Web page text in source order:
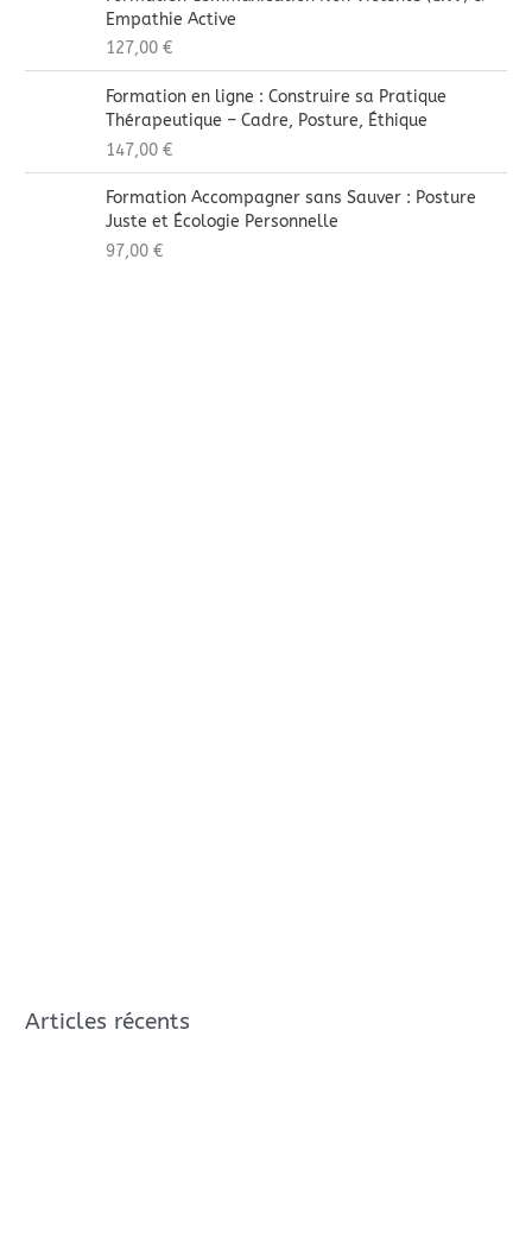
Empathie Active
127,00€
Formation en ligne : Construire sa Pratique
Thérapeutique – Cadre, Posture, Éthique
147,00€
Formation Accompagner sans Sauver : Posture
Juste et Écologie Personnelle
97,00€
Articles récents